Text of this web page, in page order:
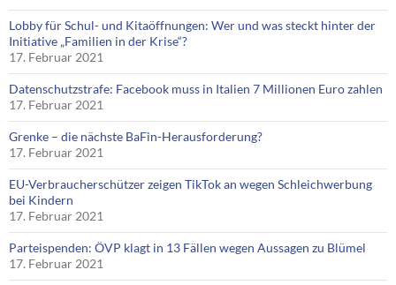
Lobby für Schul- und Kitaöffnungen: Wer und was steckt hinter der
Initiative „Familien in der Krise“?
17. Februar 2021
Datenschutzstrafe: Facebook muss in Italien 7 Millionen Euro zahlen
17. Februar 2021
Grenke – die nächste BaFin-Herausforderung?
17. Februar 2021
EU-Verbraucherschützer zeigen TikTok an wegen Schleichwerbung
bei Kindern
17. Februar 2021
Parteispenden: ÖVP klagt in 13 Fällen wegen Aussagen zu Blümel
17. Februar 2021